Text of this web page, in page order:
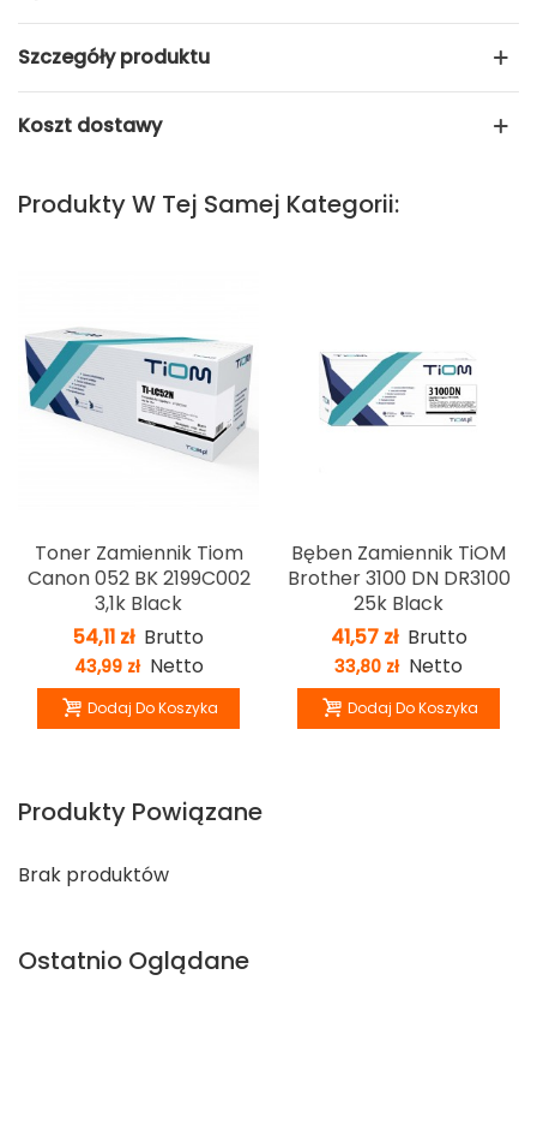
Szczegóły produktu
Koszt dostawy
Produkty W Tej Samej Kategorii:
Toner Zamiennik Tiom
Canon 052 BK 2199C002
3,1k Black
54,11 zł Brutto
43,99 zł Netto
Dodaj Do Koszyka
Bęben Zamiennik TiOM
Brother 3100 DN DR3100
25k Black
41,57 zł Brutto
33,80 zł Netto
Dodaj Do Koszyka
Produkty Powiązane
Brak produktów
Ostatnio Oglądane